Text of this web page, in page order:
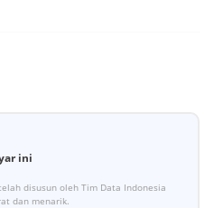
ini
disusun oleh Tim Data Indonesia
dan menarik.